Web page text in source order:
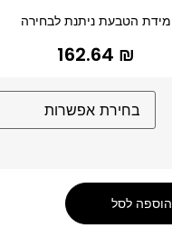
מידת הטבעת ניתנת לבחירה
162.64 ₪
הוספה לסל